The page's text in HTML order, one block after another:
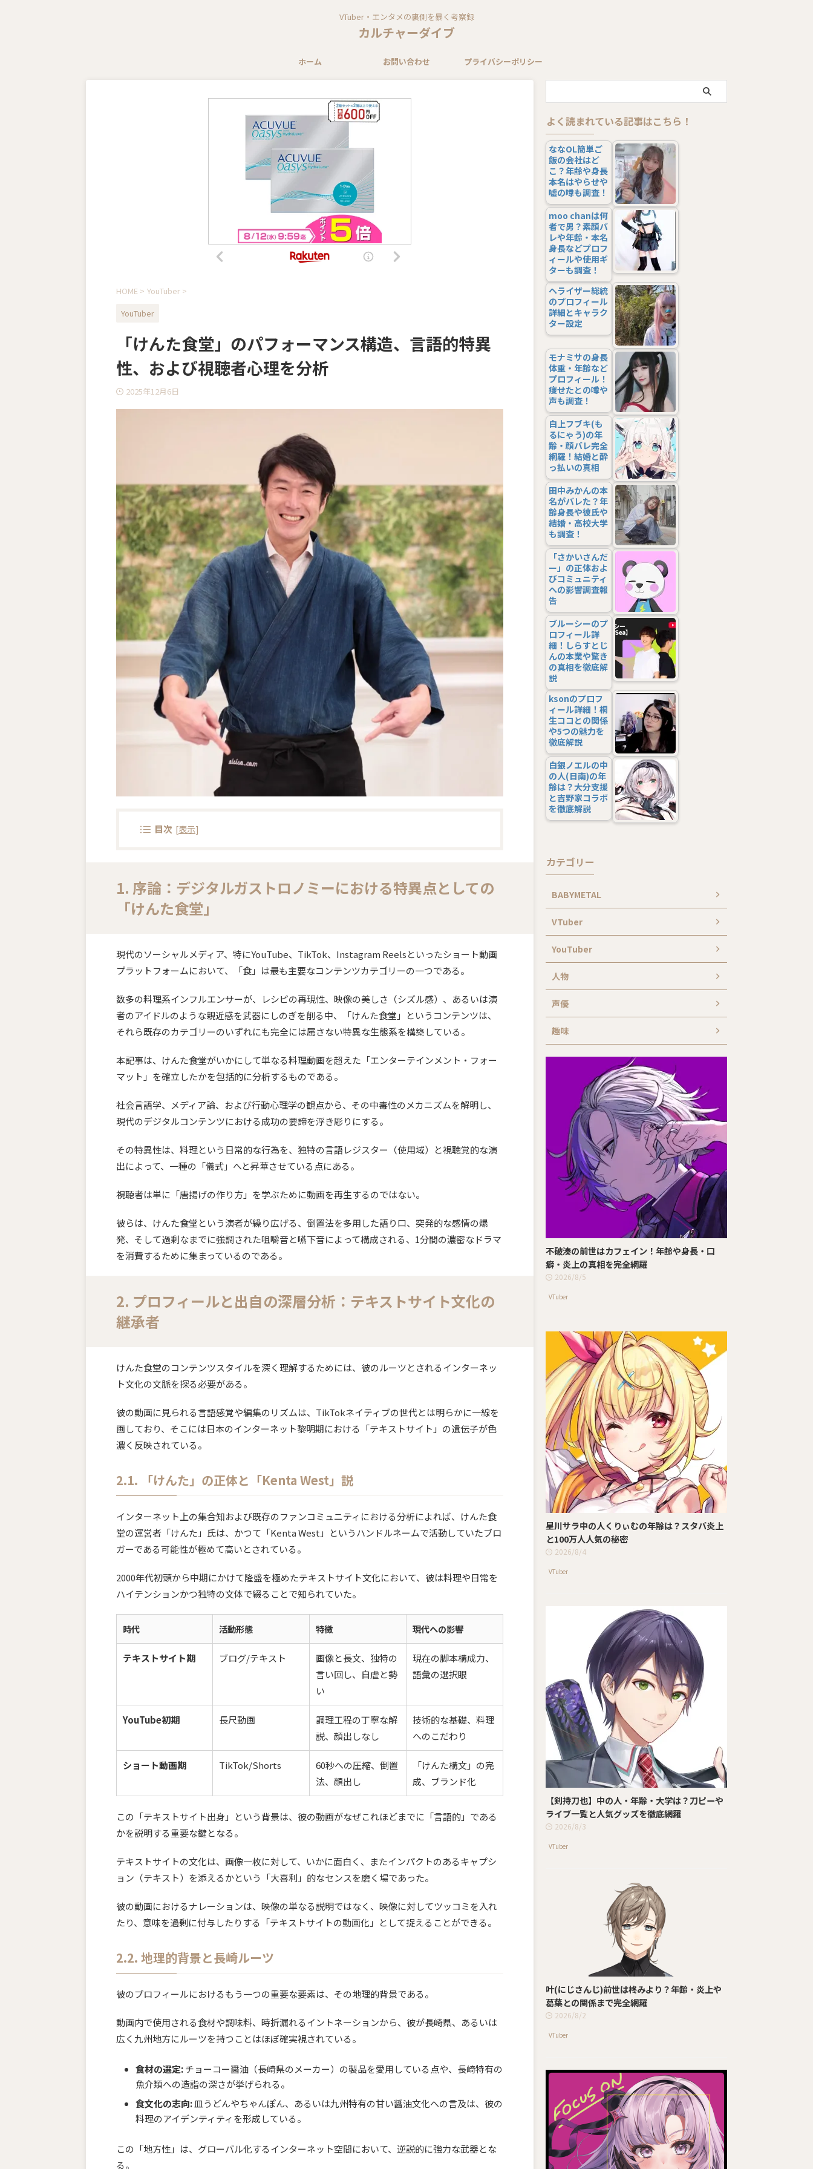
VTuber・エンタメの裏側を暴く考察録
カルチャーダイブ
ホーム お問い合わせ プライバシーポリシー
HOME > YouTuber >
YouTuber
「けんた食堂」のパフォーマンス構造、言語的特異
性、および視聴者心理を分析
2025年12月6日
目次 [表示]
1. 序論：デジタルガストロノミーにおける特異点としての
「けんた食堂」
現代のソーシャルメディア、特にYouTube、TikTok、Instagram Reelsといったショート動画
プラットフォームにおいて、「食」は最も主要なコンテンツカテゴリーの一つである。
数多の料理系インフルエンサーが、レシピの再現性、映像の美しさ（シズル感）、あるいは演
者のアイドルのような親近感を武器にしのぎを削る中、「けんた食堂」というコンテンツは、
それら既存のカテゴリーのいずれにも完全には属さない特異な生態系を構築している。
本記事は、けんた食堂がいかにして単なる料理動画を超えた「エンターテインメント・フォー
マット」を確立したかを包括的に分析するものである。
社会言語学、メディア論、および行動心理学の観点から、その中毒性のメカニズムを解明し、
現代のデジタルコンテンツにおける成功の要諦を浮き彫りにする。
その特異性は、料理という日常的な行為を、独特の言語レジスター（使用域）と視聴覚的な演
出によって、一種の「儀式」へと昇華させている点にある。
視聴者は単に「唐揚げの作り方」を学ぶために動画を再生するのではない。
彼らは、けんた食堂という演者が繰り広げる、倒置法を多用した語り口、突発的な感情の爆
発、そして過剰なまでに強調された咀嚼音と嚥下音によって構成される、1分間の濃密なドラマ
を消費するために集まっているのである。
2. プロフィールと出自の深層分析：テキストサイト文化の
継承者
けんた食堂のコンテンツスタイルを深く理解するためには、彼のルーツとされるインターネッ
ト文化の文脈を探る必要がある。
彼の動画に見られる言語感覚や編集のリズムは、TikTokネイティブの世代とは明らかに一線を
画しており、そこには日本のインターネット黎明期における「テキストサイト」の遺伝子が色
濃く反映されている。
2.1. 「けんた」の正体と「Kenta West」説
インターネット上の集合知および既存のファンコミュニティにおける分析によれば、けんた食
堂の運営者「けんた」氏は、かつて「Kenta West」というハンドルネームで活動していたブロ
ガーである可能性が極めて高いとされている。
2000年代初頭から中期にかけて隆盛を極めたテキストサイト文化において、彼は料理や日常を
ハイテンションかつ独特の文体で綴ることで知られていた。
時代 活動形態 特徴 現代への影響
テキストサイト期 ブログ/テキスト
画像と長文、独特の
言い回し、自虐と勢
い
現在の脚本構成力、
語彙の選択眼
YouTube初期 長尺動画
調理工程の丁寧な解
説、顔出しなし
技術的な基礎、料理
へのこだわり
ショート動画期 TikTok/Shorts
60秒への圧縮、倒置
法、顔出し
「けんた構文」の完
成、ブランド化
この「テキストサイト出身」という背景は、彼の動画がなぜこれほどまでに「言語的」である
かを説明する重要な鍵となる。
テキストサイトの文化は、画像一枚に対して、いかに面白く、またインパクトのあるキャプシ
ョン（テキスト）を添えるかという「大喜利」的なセンスを磨く場であった。
彼の動画におけるナレーションは、映像の単なる説明ではなく、映像に対してツッコミを入れ
たり、意味を過剰に付与したりする「テキストサイトの動画化」として捉えることができる。
2.2. 地理的背景と長崎ルーツ
彼のプロフィールにおけるもう一つの重要な要素は、その地理的背景である。
動画内で使用される食材や調味料、時折漏れるイントネーションから、彼が長崎県、あるいは
広く九州地方にルーツを持つことはほぼ確実視されている。
食材の選定:チョーコー醤油（長崎県のメーカー）の製品を愛用している点や、長崎特有の
魚介類への造詣の深さが挙げられる。
食文化の志向:皿うどんやちゃんぽん、あるいは九州特有の甘い醤油文化への言及は、彼の
料理のアイデンティティを形成している。
この「地方性」は、グローバル化するインターネット空間において、逆説的に強力な武器とな
る。
よく読まれている記事はこちら！
ななOL簡単ご
飯の会社はど
こ？年齢や身長
本名はやらせや
嘘の噂も調査！
moo chanは何
者で男？素顔バ
レや年齢・本名
身長などプロフ
ィールや使用ギ
ターも調査！
ヘライザー総統
のプロフィール
詳細とキャラク
ター設定
モナミサの身長
体重・年齢など
プロフィール！
痩せたとの噂や
声も調査！
白上フブキ(も
るにゃう)の年
齢・顔バレ完全
網羅！結婚と酔
っ払いの真相
田中みかんの本
名がバレた？年
齢身長や彼氏や
結婚・高校大学
も調査！
「さかいさんだ
ー」の正体およ
びコミュニティ
への影響調査報
告
ブルーシーのプ
ロフィール詳
細！しらすとじ
んの本業や驚き
の真相を徹底解
説
ksonのプロフ
ィール詳細！桐
生ココとの関係
や5つの魅力を
徹底解説
白銀ノエルの中
の人(日南)の年
齢は？大分支援
と吉野家コラボ
を徹底解説
カテゴリー
BABYMETAL
VTuber
YouTuber
人物
声優
趣味
不破湊の前世はカフェイン！年齢や身長・口
癖・炎上の真相を完全網羅
2026/8/5
VTuber
星川サラ中の人くりぃむの年齢は？スタバ炎上
と100万人人気の秘密
2026/8/4
VTuber
【剣持刀也】中の人・年齢・大学は？刀ピーや
ライブ一覧と人気グッズを徹底網羅
2026/8/3
VTuber
叶(にじさんじ)前世は柊みより？年齢・炎上や
葛葉との関係まで完全網羅
2026/8/2
VTuber